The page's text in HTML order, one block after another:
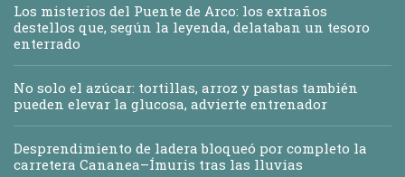
Los misterios del Puente de Arco: los extraños
destellos que, según la leyenda, delataban un tesoro
enterrado
No solo el azúcar: tortillas, arroz y pastas también
pueden elevar la glucosa, advierte entrenador
Desprendimiento de ladera bloqueó por completo la
carretera Cananea–Ímuris tras las lluvias